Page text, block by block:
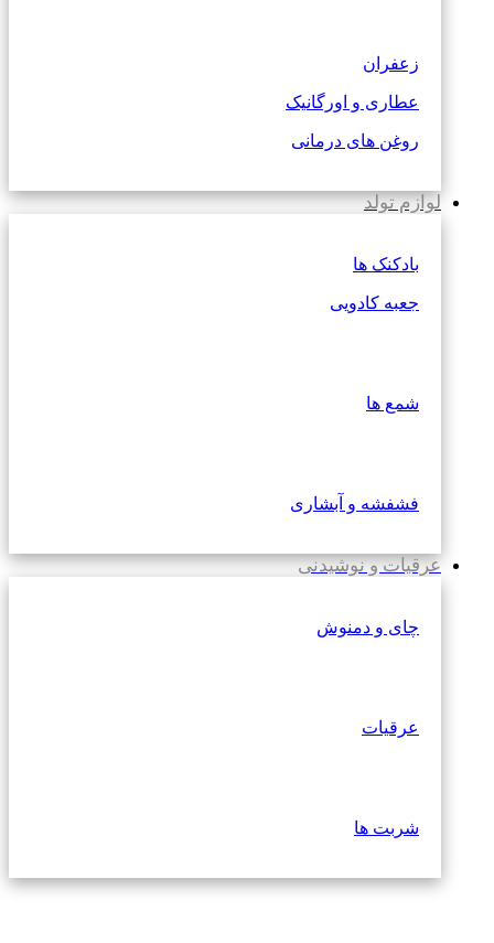
زعفران
عطاری و اورگانیک
روغن های درمانی
لوازم تولد
بادکنک ها
جعبه کادویی
شمع ها
فشفشه و آبشاری
عرقیات و نوشیدنی
چای و دمنوش
عرقیات
شربت ها